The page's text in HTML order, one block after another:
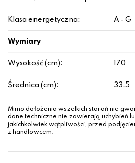
Klasa energetyczna: A - G
Wymiary
Wysokość (cm): 170
Średnica (cm): 33.5
Mimo dołożenia wszelkich starań nie
dane techniczne nie zawierają uchybień
jakichkolwiek wątpliwości, przed
z handlowcem.